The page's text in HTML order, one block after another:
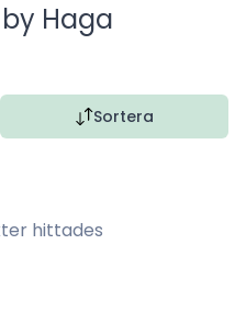
Haga
Sortera
hittades